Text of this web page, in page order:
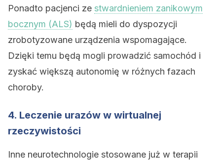
Ponadto pacjenci ze stwardnieniem zanikowym
bocznym (ALS) będą mieli do dyspozycji
zrobotyzowane urządzenia wspomagające.
Dzięki temu będą mogli prowadzić samochód i
zyskać większą autonomię w różnych fazach
choroby.
4. Leczenie urazów w wirtualnej
rzeczywistości
Inne neurotechnologie stosowane już w terapii